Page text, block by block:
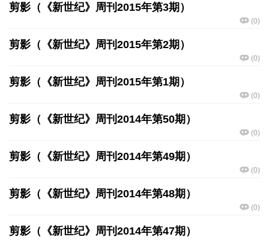
剪影（《新世纪》周刊2015年第3期）
(0)
剪影（《新世纪》周刊2015年第2期）
(0)
剪影（《新世纪》周刊2015年第1期）
(0)
剪影（《新世纪》周刊2014年第50期）
(0)
剪影（《新世纪》周刊2014年第49期）
(0)
剪影（《新世纪》周刊2014年第48期）
(0)
剪影（《新世纪》周刊2014年第47期）